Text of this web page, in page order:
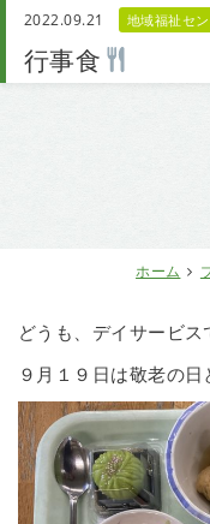
ホーム
2022.09.21 地域福祉セ
行事食
どうも、デイサービス
９月１９日は敬老の